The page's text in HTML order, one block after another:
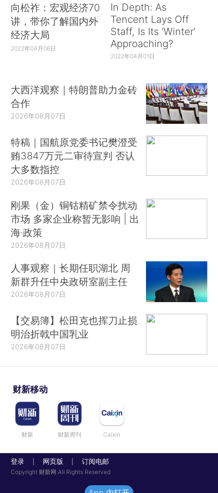
向松祚：宏观经济70
讲，带你了解国内外
经济大局
2022年04月06日
In Depth: As
Tencent Lays Off
Staff, Is Its ‘Winter’
Approaching?
2022年04月01日
大西洋观察｜特朗普助力金砖
合作
2026年08月07日
特稿｜国航原党委书记樊澄受
贿3847万元二审待宣判 否认
大多数指控
2026年08月07日
刚果（金）铜钴精矿禁令扰动
市场 多家企业称暂无影响 | 出
海·政策
2026年08月07日
人事观察｜长期任职湖北 周
新群升任中央政研室副主任
2026年08月07日
【交易簿】松田克也挥刀止损
明治折戟中国乳业
2026年08月07日
财新移动
财新 财新周刊 Caixin
登录 网页版 订阅电邮
Copyright 财新网 All Rights Reserved